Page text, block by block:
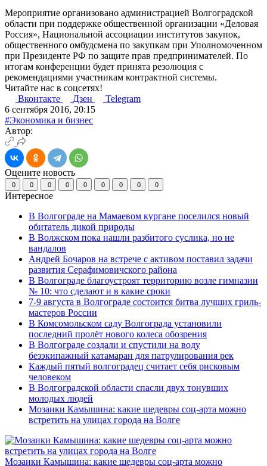
Мероприятие организовано администрацией Волгоградской
области при поддержке общественной организации «Деловая
Россия», Национальной ассоциации институтов закупок,
общественного омбудсмена по закупкам при Уполномоченном
при Президенте РФ по защите прав предпринимателей. По
итогам конференции будет принята резолюция с
рекомендациями участникам контрактной системы.
Читайте нас в соцсетях!
Вконтакте
Дзен
Telegram
6 сентября 2016, 20:15
#Экономика и бизнес
Автор:
Оцените новость
0 0 0 0 0 0 0 0 0
Интересное
В Волгограде на Мамаевом кургане поселился новый
обитатель дикой природы
В Волжском пока нашли разбитого суслика, но не
вандалов
Андрей Бочаров на встрече с активом поставил задачи
развития Серафимовичского района
В Волгограде благоустроят территорию возле гимназии
№ 10: что сделают и в какие сроки
7-9 августа в Волгограде состоится битва лучших гриль-
мастеров России
В Комсомольском саду Волгограда установили
последний пролёт нового колеса обозрения
В Волгограде создали и спустили на воду
безэкипажный катамаран для патрулирования рек
Каждый пятый волгоградец считает себя рисковым
человеком
В Волгоградской области спасли двух тонувших
молодых людей
Мозаики Камышина: какие шедевры соц-арта можно
встретить на улицах города на Волге
Мозаики Камышина: какие шедевры соц-арта можно